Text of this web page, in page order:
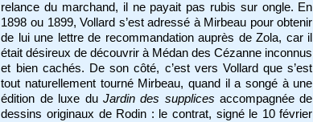
relance du marchand, il ne payait pas rubis sur ongle. En
1898 ou 1899, Vollard s’est adressé à Mirbeau pour obtenir
de lui une lettre de recommandation auprès de Zola, car il
était désireux de découvrir à Médan des Cézanne inconnus
et bien cachés. De son côté, c’est vers Vollard que s’est
tout naturellement tourné Mirbeau, quand il a songé à une
édition de luxe du Jardin des supplices accompagnée de
dessins originaux de Rodin : le contrat, signé le 10 février